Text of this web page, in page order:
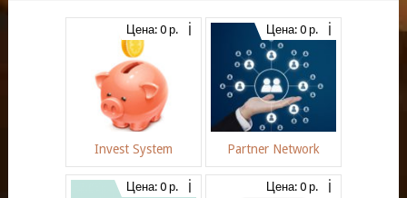
Цена: 0 р.
Invest System
Цена: 0 р.
Partner Network
Цена: 0 р. Цена: 0 р.